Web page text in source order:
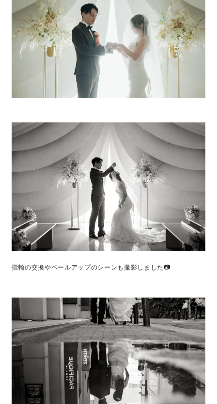
指輪の交換やベールアップのシーンも撮影しました📷